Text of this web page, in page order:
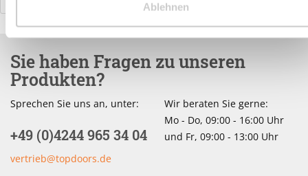
Ablehnen
Sie haben Fragen zu unseren
Produkten?
Sprechen Sie uns an, unter:
+49 (0)4244 965 34 04
vertrieb@topdoors.de
Wir beraten Sie gerne:
Mo - Do, 09:00 - 16:00 Uhr
und Fr, 09:00 - 13:00 Uhr